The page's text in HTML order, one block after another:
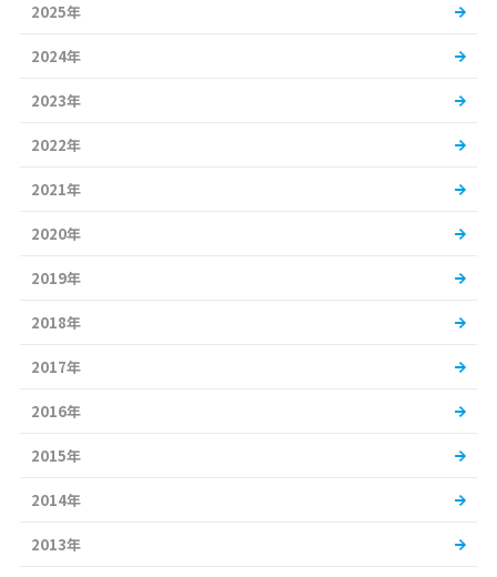
2025年
2024年
2023年
2022年
2021年
2020年
2019年
2018年
2017年
2016年
2015年
2014年
2013年